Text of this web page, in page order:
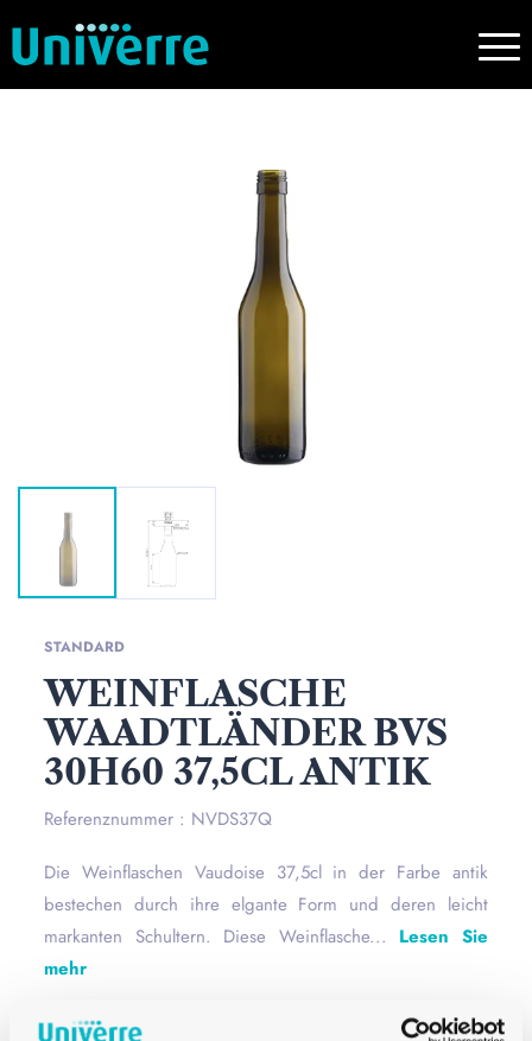
STANDARD
WEINFLASCHE
WAADTLÄNDER BVS
30H60 37,5CL ANTIK
Referenznummer : NVDS37Q
Die Weinflaschen Vaudoise 37,5cl in der Farbe antik
bestechen durch ihre elgante Form und deren leicht
markanten Schultern. Diese Weinflasche... Lesen Sie
mehr
Mündung